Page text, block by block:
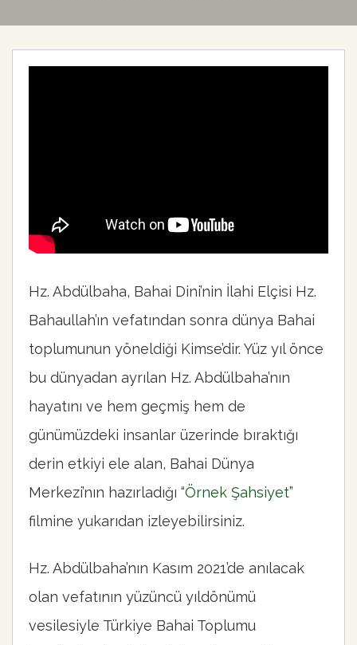
Hz. Abdülbaha, Bahai Dini’nin İlahi Elçisi Hz.
Bahaullah’ın vefatından sonra dünya Bahai
toplumunun yöneldiği Kimse’dir. Yüz yıl önce
bu dünyadan ayrılan Hz. Abdülbaha’nın
hayatını ve hem geçmiş hem de
günümüzdeki insanlar üzerinde bıraktığı
derin etkiyi ele alan, Bahai Dünya
Merkezi’nın hazırladığı “Örnek Şahsiyet”
filmine yukarıdan izleyebilirsiniz.
Hz. Abdülbaha’nın Kasım 2021’de anılacak
olan vefatının yüzüncü yıldönümü
vesilesiyle Türkiye Bahai Toplumu